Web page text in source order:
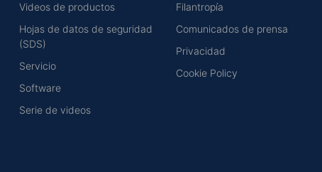
Videos de productos
Hojas de datos de seguridad
(SDS)
Servicio
Software
Serie de videos
Filantropía
Comunicados de prensa
Privacidad
Cookie Policy